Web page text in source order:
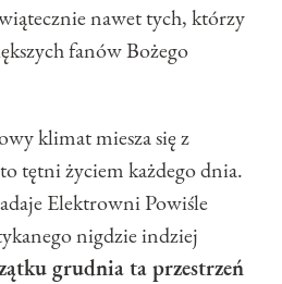
nawet tych, którzy
fanów Bożego
klimat miesza się z
tętni życiem każdego dnia.
Elektrowni Powiśle
nigdzie indziej
grudnia ta przestrzeń